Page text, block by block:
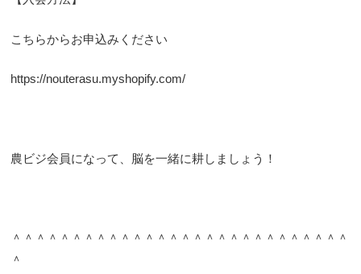
こちらからお申込みください
https://nouterasu.myshopify.com/
農ビジ会員になって、脳を一緒に耕しましょう！
＾＾＾＾＾＾＾＾＾＾＾＾＾＾＾＾＾＾＾＾＾＾＾＾＾＾＾＾
＾